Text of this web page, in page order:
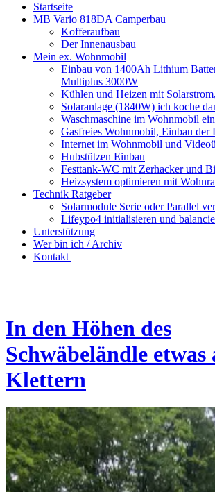
Startseite
MB Vario 818DA Camperbau
Kofferaufbau
Der Innenausbau
Mein ex. Wohnmobil
Einbau von 1400Ah Lithium
Multiplus 3000W
Kühlen und Heizen mit
Solaranlage (1840W) ich koche
Waschmaschine im Wohnmobil
Gasfreies Wohnmobil, Einbau der
Internet im Wohnmobil und
Hubstützen Einbau
Festtank-WC mit Zerhacker und
Heizsystem optimieren mit
Technik Ratgeber
Solarmodule Serie oder Parallel
Lifeypo4 initialisieren und
Unterstützung
Wer bin ich / Archiv
Kontakt
In den Höhen des
Schwäbeländle etwas
Klettern